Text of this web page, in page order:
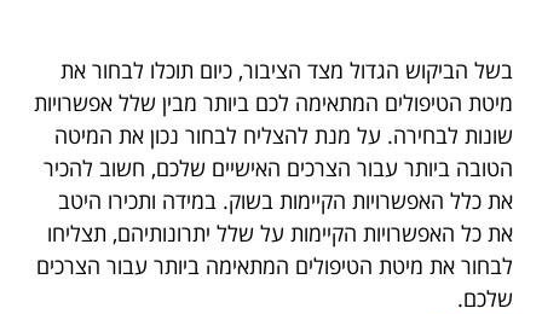
בשל הביקוש הגדול מצד הציבור, כיום תוכלו לבחור את
מיטת הטיפולים המתאימה לכם ביותר מבין שלל אפשרויות
שונות לבחירה. על מנת להצליח לבחור נכון את המיטה
הטובה ביותר עבור הצרכים האישיים שלכם, חשוב להכיר
את כלל האפשרויות הקיימות בשוק. במידה ותכירו היטב
את כל האפשרויות הקיימות על שלל יתרונותיהם, תצליחו
לבחור את מיטת הטיפולים המתאימה ביותר עבור הצרכים
שלכם.